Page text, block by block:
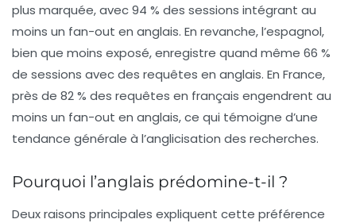
plus marquée, avec 94 % des sessions intégrant au
moins un fan-out en anglais. En revanche, l’espagnol,
bien que moins exposé, enregistre quand même 66 %
de sessions avec des requêtes en anglais. En France,
près de 82 % des requêtes en français engendrent au
moins un fan-out en anglais, ce qui témoigne d’une
tendance générale à l’anglicisation des recherches.
Pourquoi l’anglais prédomine-t-il ?
Deux raisons principales expliquent cette préférence